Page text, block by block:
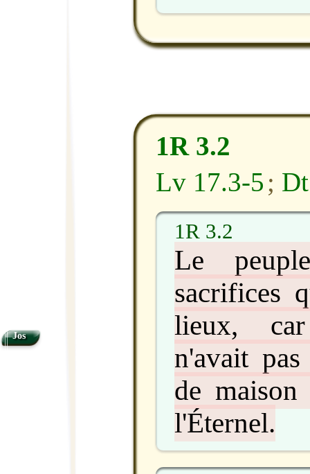
1R 3.2
Lv 17.3-5;
1R 3.2
Le
sacrifices
lieux,
n'avait
de maison
l'Éternel.
Jos